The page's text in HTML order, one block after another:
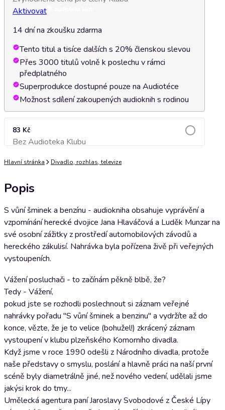
Aktivovat
14 dní na zkoušku zdarma
Tento titul a tisíce dalších s 20% členskou slevou
Přes 3000 titulů volně k poslechu v rámci
předplatného
Superprodukce dostupné pouze na Audiotéce
Možnost sdílení zakoupených audioknih s rodinou
83 Kč
Bez Audioteka KlubuPřidat do košíku
Hlavní stránka Divadlo, rozhlas, televize
Popis
S vůní šminek a benzínu - audiokniha obsahuje vyprávění a
vzpomínání herecké dvojice Jana Hlaváčová a Luděk Munzar na
své osobní zážitky z prostředí automobilových závodů a
hereckého zákulisí. Nahrávka byla pořízena živě při veřejných
vystoupeních.
Vážení posluchači - to začínám pěkně blbě, že?
Tedy - Vážení,
pokud jste se rozhodli poslechnout si záznam veřejné
nahrávky pořadu "S vůní šminek a benzinu" a vydržíte až do
konce, vězte, že je to velice (bohužel!) zkrácený záznam
vystoupení v klubu plzeňského Komorního divadla.
Když jsme v roce 1990 odešli z Národního divadla, protože
naše představy o smyslu, poslání a hlavně práci na naší první
scéně byly diametrálně jiné, než nového vedení, udělali jsme
jakýsi krok do tmy...
Umělecká agentura paní Jaroslavy Svobodové z České Lípy